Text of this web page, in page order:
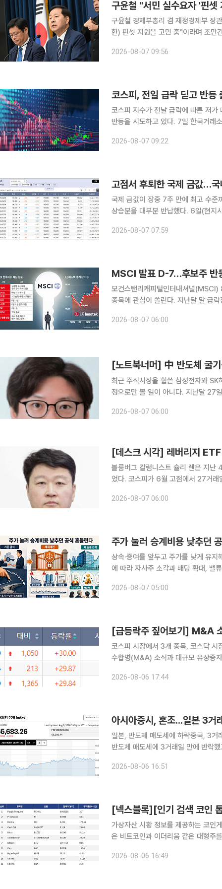
구윤철 "서민 실수요자 '핀
구윤철 경제부총리 겸 재정경제부 장
한) 핀셋 지원을 고민 중"이라며 조만간 대책을 내
다는 주장이 나온다'는 지적에 대해 "
2026-08-07 09:56
코스피, 전일 급락 딛고 반
코스피 지수가 전날 급락에 따른 저가
반등을 시도하고 있다. 7일 한국거래소에 따르면 코스피 지수는 이날 오전 9시 5분 기준 전 거래일
트(1.09%) 오른 6365.07로 출발했
2026-08-07 09:22
고점서 후퇴한 국제 금값…
국제 금값이 장중 7주 만에 최고 수준
상승분을 대부분 반납했다. 6일(현지시간) 뉴욕상품거래소(COMEX)에서 12월 인도분 금 선물은
장 초반 온스당 4285.84달러까지
2026-08-07 07:59
MSCI 발표 D-7…후보주 반
모건스탠리캐피털인터내셔널(MSCI)
종목에 관심이 쏠린다. 지난달 말 급
투자업계에 따르면 MSCI는 한국시
2026-08-07 06:00
[노트북너머] 中 반도체 굴
최근 주식시장을 휩쓴 삼성전자와
정으로만 볼 일이 아니다. 지난달 27
다. 과거 정부 지원에 의존하던 중
2026-08-07 06:00
[데스크 시각] 레버리지
블룸버그 칼럼니스트 슐리 렌은 지난
었다. 코스피가 6월 고점에서 27거
콩 항셍지수는 하루도 없었다. 그는
2026-08-07 06:00
상속·증여를 앞두고 주가를 낮게 유
에 따라 자사주 소각과 배당 확대, 밸
과 중복상장·교환사채(EB) 발행 후
2026-08-07 05:00
코스피 시장에서 3개 종목, 코스닥 시
수합병(M&A) 소식과 대규모 유상증
2026-08-06 17:44
아시아증시, 혼조...일본 3거
일본, 반도체 매도세에 하락중국, 3거
반도체 매도세에 3거래일 만에 반락했
는 9.68포인트(0.24%) 상승한
2026-08-06 16:51
가상자산 시황 정보를 제공하는 코
은 비트코인과 이더리움 같은 대형주
에 띄었다. 비트코인은 6만4764달
2026-08-06 16:49